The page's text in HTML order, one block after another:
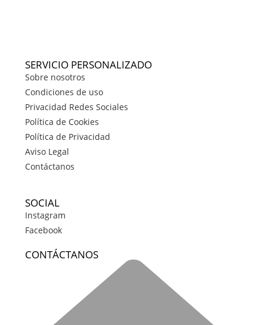
SERVICIO PERSONALIZADO
Sobre nosotros
Condiciones de uso
Privacidad Redes Sociales
Política de Cookies
Política de Privacidad
Aviso Legal
Contáctanos
SOCIAL
Instagram
Facebook
CONTÁCTANOS